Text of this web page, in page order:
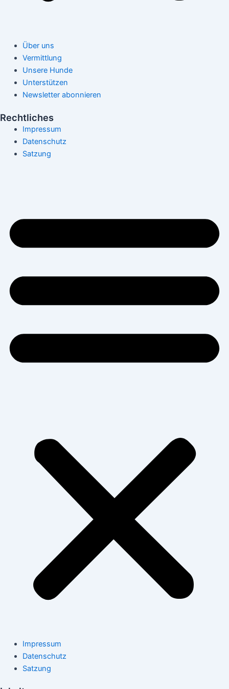
Über uns
Vermittlung
Unsere Hunde
Unterstützen
Newsletter abonnieren
Rechtliches
Impressum
Datenschutz
Satzung
Impressum
Datenschutz
Satzung